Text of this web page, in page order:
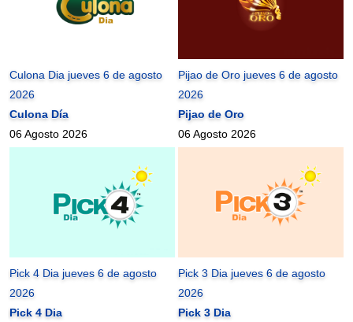
Culona Dia jueves 6 de agosto
2026
Culona Día
06 Agosto 2026
Pijao de Oro jueves 6 de agosto
2026
Pijao de Oro
06 Agosto 2026
Pick 4 Dia jueves 6 de agosto
2026
Pick 4 Dia
Pick 3 Dia jueves 6 de agosto
2026
Pick 3 Dia